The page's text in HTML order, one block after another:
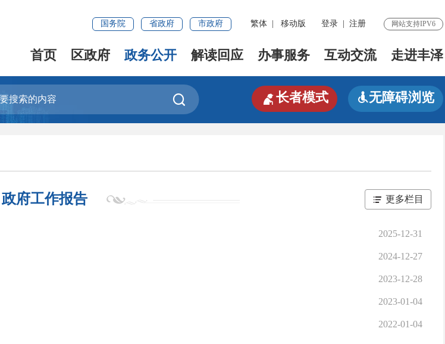
国务院 省政府 市政府 繁体 移动版 登录 注册 网站支持IPV6
首页 区政府 政务公开 解读回应 办事服务 互动交流 走进丰泽
 长者模式 无障碍浏览
政府工作报告 更多栏目
2025-12-31
2024-12-27
2023-12-28
2023-01-04
2022-01-04